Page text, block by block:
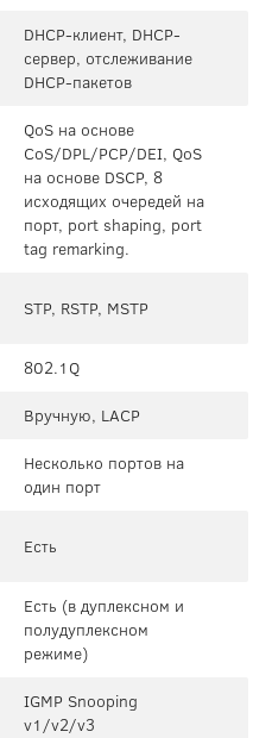
DHCP-клиент, DHCP-
сервер, отслеживание
DHCP-пакетов
QoS на основе
CoS/DPL/PCP/DEI, QoS
на основе DSCP, 8
исходящих очередей на
порт, port shaping, port
tag remarking.
STP, RSTP, MSTP
802.1Q
Вручную, LACP
Несколько портов на
один порт
Есть
Есть (в дуплексном и
полудуплексном
режиме)
IGMP Snooping
v1/v2/v3